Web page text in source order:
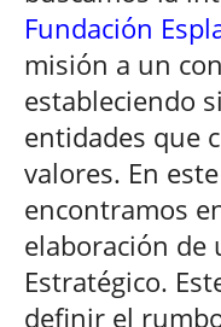
Fundación
misión a un
estableciendo
entidades que
valores. En
encontramos
elaboración de
Estratégico.
definir el